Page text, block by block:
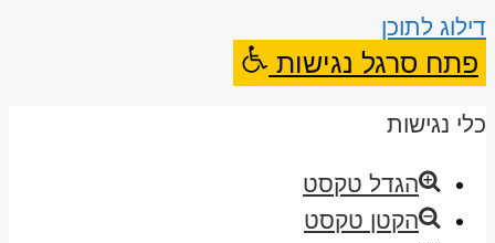
דילוג לתוכן
פתח סרגל נגישות
כלי נגישות
הגדל טקסט
הקטן טקסט